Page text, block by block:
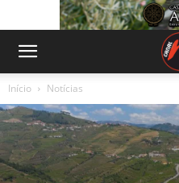
Início Notícias